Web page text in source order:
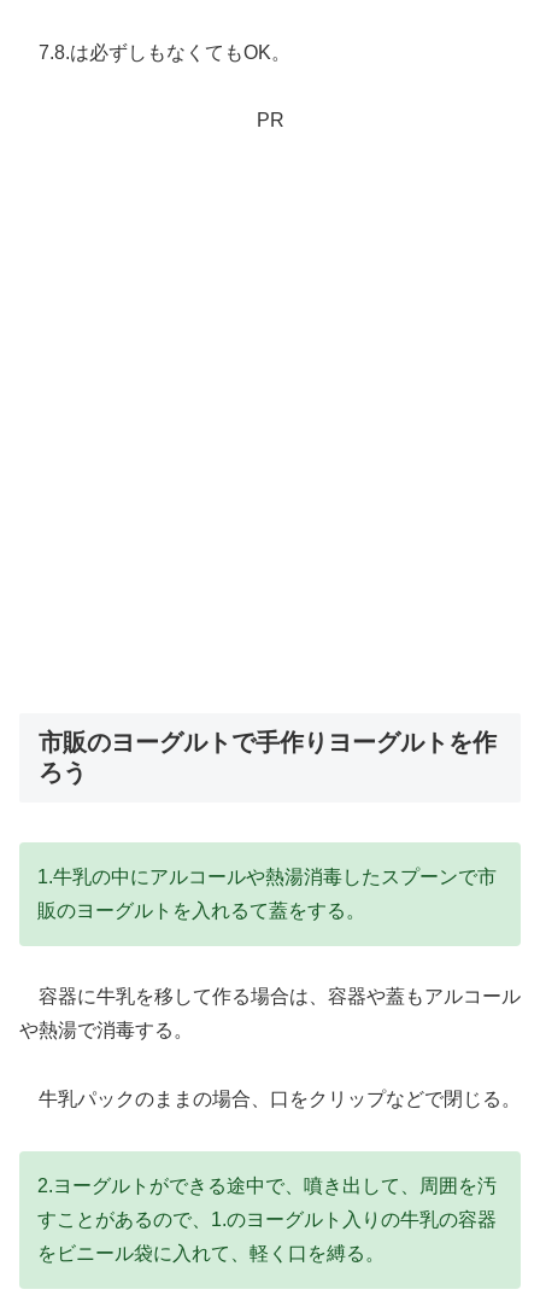
7.8.は必ずしもなくてもOK。
PR
市販のヨーグルトで手作りヨーグルトを作
ろう
1.牛乳の中にアルコールや熱湯消毒したスプーンで市
販のヨーグルトを入れるて蓋をする。
容器に牛乳を移して作る場合は、容器や蓋もアルコール
や熱湯で消毒する。
牛乳パックのままの場合、口をクリップなどで閉じる。
2.ヨーグルトができる途中で、噴き出して、周囲を汚
すことがあるので、1.のヨーグルト入りの牛乳の容器
をビニール袋に入れて、軽く口を縛る。